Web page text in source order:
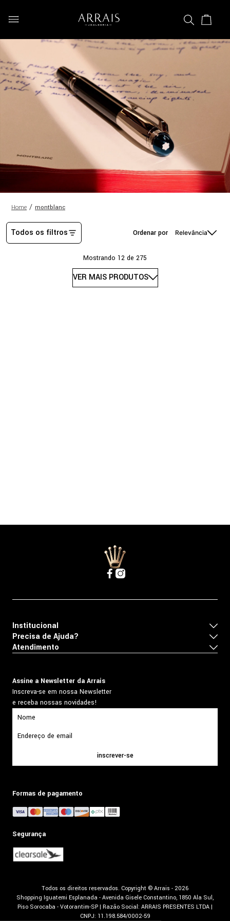
montblanc
Todos os filtros Relevância
Mostrando 12 de 275
Institucional
Precisa de Ajuda?
Atendimento
Assine a Newsletter da Arrais
Inscreva-se em nossa Newsletter
e receba nossas novidades!
inscrever-se
Formas de pagamento
Segurança
Todos os direitos reservados. Copyright © Arrais - 2026
Shopping Iguatemi Esplanada - Avenida Gisele Constantino, 1850 Ala Sul,
Piso Sorocaba - Votorantim-SP | Razão Social: ARRAIS PRESENTES LTDA |
CNPJ: 11.198.584/0002-59